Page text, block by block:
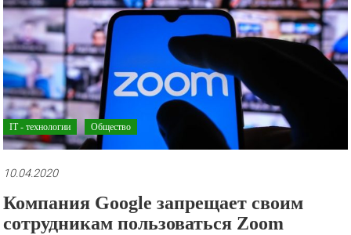
рекламные
ролики
и
презентации.
IT - технологии Общество
10.04.2020
Компания Google запрещает своим
сотрудникам пользоваться Zoom